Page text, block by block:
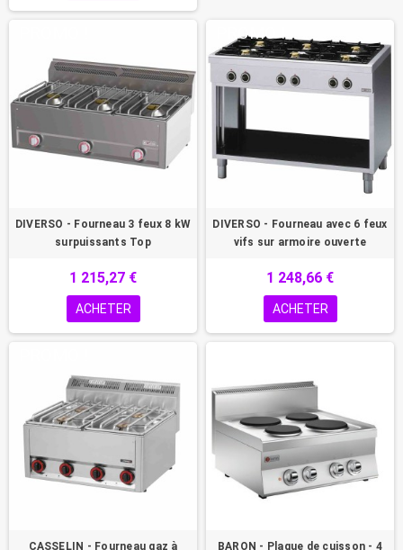
DIVERSO - Fourneau 3 feux 8 kW
surpuissants Top
1 215,27 €
ACHETER
PROMO !
DIVERSO - Fourneau avec 6 feux
vifs sur armoire ouverte
1 248,66 €
ACHETER
CASSELIN - Fourneau gaz à
BARON - Plaque de cuisson - 4